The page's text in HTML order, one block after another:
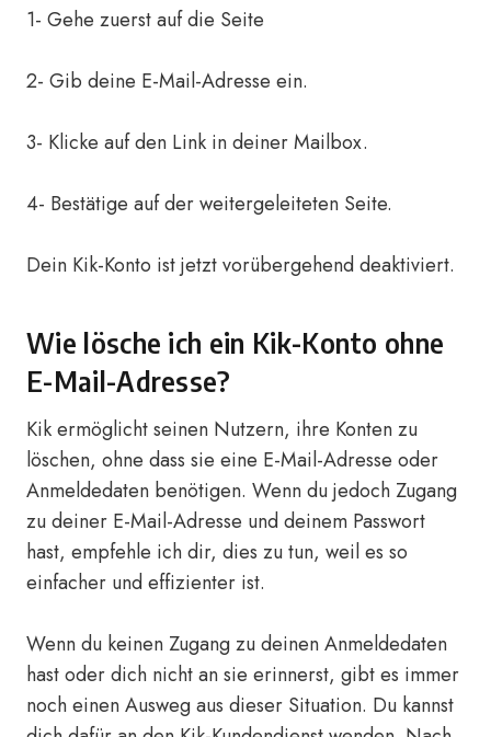
1- Gehe zuerst auf die Seite
2- Gib deine E-Mail-Adresse ein.
3- Klicke auf den Link in deiner Mailbox.
4- Bestätige auf der weitergeleiteten Seite.
Dein Kik-Konto ist jetzt vorübergehend deaktiviert.
Wie lösche ich ein Kik-Konto ohne
E-Mail-Adresse?
Kik ermöglicht seinen Nutzern, ihre Konten zu
löschen, ohne dass sie eine E-Mail-Adresse oder
Anmeldedaten benötigen. Wenn du jedoch Zugang
zu deiner E-Mail-Adresse und deinem Passwort
hast, empfehle ich dir, dies zu tun, weil es so
einfacher und effizienter ist.
Wenn du keinen Zugang zu deinen Anmeldedaten
hast oder dich nicht an sie erinnerst, gibt es immer
noch einen Ausweg aus dieser Situation. Du kannst